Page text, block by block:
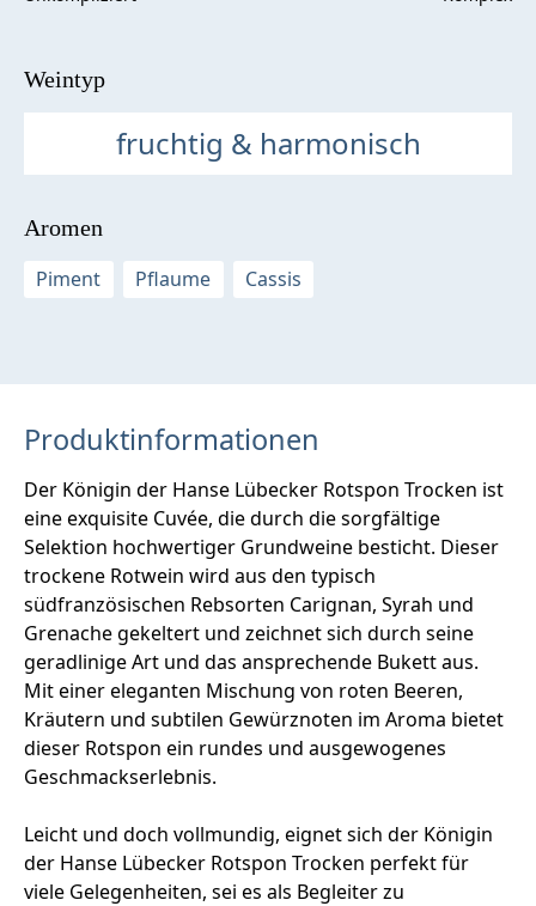
Weintyp
fruchtig & harmonisch
Aromen
Piment
Pflaume Cassis
Produktinformationen
Der Königin der Hanse Lübecker Rotspon Trocken ist
eine exquisite Cuvée, die durch die sorgfältige
Selektion hochwertiger Grundweine besticht. Dieser
trockene Rotwein wird aus den typisch
südfranzösischen Rebsorten Carignan, Syrah und
Grenache gekeltert und zeichnet sich durch seine
geradlinige Art und das ansprechende Bukett aus.
Mit einer eleganten Mischung von roten Beeren,
Kräutern und subtilen Gewürznoten im Aroma bietet
dieser Rotspon ein rundes und ausgewogenes
Geschmackserlebnis.
Leicht und doch vollmundig, eignet sich der Königin
der Hanse Lübecker Rotspon Trocken perfekt für
viele Gelegenheiten, sei es als Begleiter zu